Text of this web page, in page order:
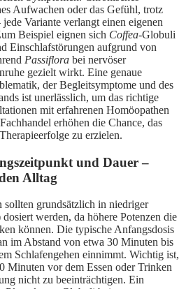
Aufwachen oder das Gefühl, trotz
Variante verlangt einen eigenen
Beispiel eignen sich Coffea-Globuli
Einschlafstörungen aufgrund von
Passiflora bei nervöser
gezielt wirkt. Eine genaue
der Begleitsymptome und des
ist unerlässlich, um das richtige
mit erfahrenen Homöopathen
erhöhen die Chance, das
zu erzielen.
und Dauer –
Alltag
grundsätzlich in niedriger
werden, da höhere Potenzen die
können. Die typische Anfangsdosis
im Abstand von etwa 30 Minuten bis
Schlafengehen einnimmt. Wichtig ist,
Minuten vor dem Essen oder Trinken
nicht zu beeinträchtigen. Ein